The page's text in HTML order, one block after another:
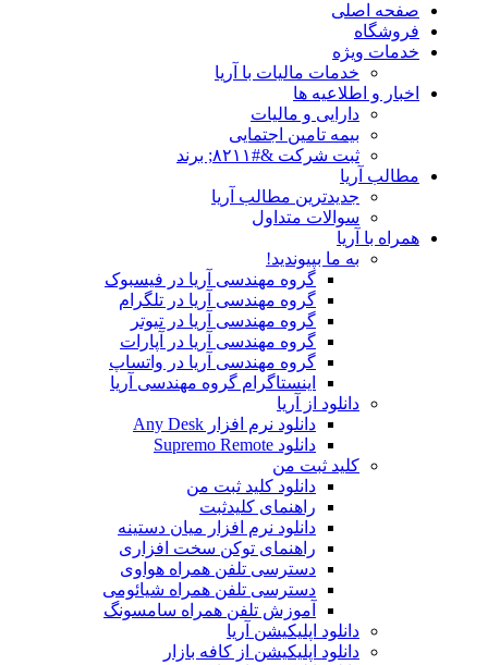
صفحه اصلی
فروشگاه
خدمات ویژه
خدمات مالیات با آریا
اخبار و اطلاعیه ها
دارایی و مالیات
بیمه تامین اجتمایی
ثبت شرکت &#۸۲۱۱; برند
مطالب آریا
جدیدترین مطالب آریا
سوالات متداول
همراه با آریا
به ما بپیوندید!
گروه مهندسی آریا در فیسبوک
گروه مهندسی آریا در تلگرام
گروه مهندسی آریا در تیوتر
گروه مهندسی آریا در آپارات
گروه مهندسی آریا در واتساپ
اینستاگرام گروه مهندسی آریا
دانلود از آریا
دانلود نرم افزار Any Desk
دانلود Supremo Remote
کلید ثبت من
دانلود کلید ثبت من
راهنمای کلیدثبت
دانلود نرم افزار میان دستینه
راهنمای توکن سخت افزاری
دسترسی تلفن همراه هواوی
دسترسی تلفن همراه شیائومی
آموزش تلفن همراه سامسونگ
دانلود اپلیکیشن آریا
دانلود اپلیکیشن از کافه بازار